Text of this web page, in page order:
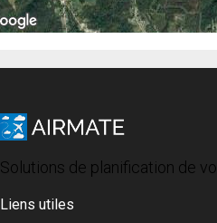
Solutions de planification de vol
Liens utiles